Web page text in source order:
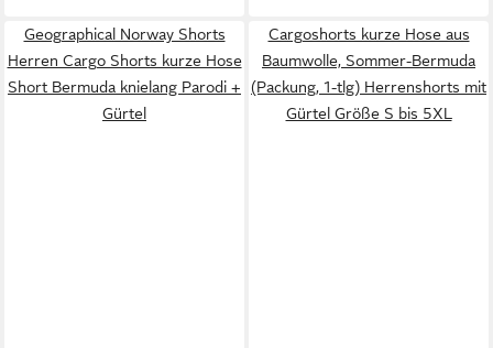
Geographical Norway Shorts
Herren Cargo Shorts kurze Hose
Short Bermuda knielang Parodi +
Gürtel
Cargoshorts kurze Hose aus
Baumwolle, Sommer-Bermuda
(Packung, 1-tlg) Herrenshorts mit
Gürtel Größe S bis 5XL